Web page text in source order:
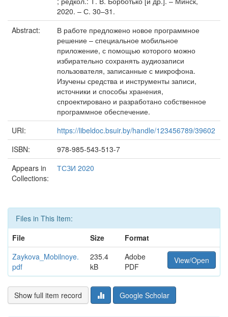
2020. – С. 30–31.
Abstract:
В работе предложено новое программное
решение – специальное мобильное
приложение, с помощью которого можно
избирательно сохранять аудиозаписи
пользователя, записанные с микрофона.
Изучены средства и инструменты записи,
источники и способы хранения,
спроектировано и разработано собственное
программное обеспечение.
URI:
https://libeldoc.bsuir.by/handle/123456789/39602
ISBN:
978-985-543-513-7
Appears in
Collections:
ТСЗИ 2020
Files in This Item:
File
Size
Format
Zaykova_Mobilnoye.
pdf
235.4
kB
Adobe
PDF
View/Open
Show full item record Google Scholar